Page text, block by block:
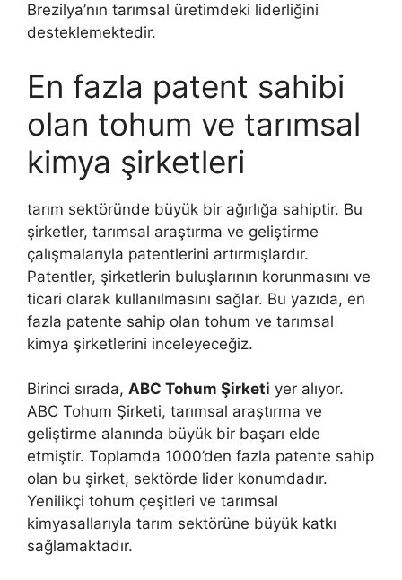
Brezilya’nın tarımsal üretimdeki liderliğini
desteklemektedir.
En fazla patent sahibi
olan tohum ve tarımsal
kimya şirketleri
tarım sektöründe büyük bir ağırlığa sahiptir. Bu
şirketler, tarımsal araştırma ve geliştirme
çalışmalarıyla patentlerini artırmışlardır.
Patentler, şirketlerin buluşlarının korunmasını ve
ticari olarak kullanılmasını sağlar. Bu yazıda, en
fazla patente sahip olan tohum ve tarımsal
kimya şirketlerini inceleyeceğiz.
Birinci sırada, ABC Tohum Şirketi yer alıyor.
ABC Tohum Şirketi, tarımsal araştırma ve
geliştirme alanında büyük bir başarı elde
etmiştir. Toplamda 1000’den fazla patente sahip
olan bu şirket, sektörde lider konumdadır.
Yenilikçi tohum çeşitleri ve tarımsal
kimyasallarıyla tarım sektörüne büyük katkı
sağlamaktadır.